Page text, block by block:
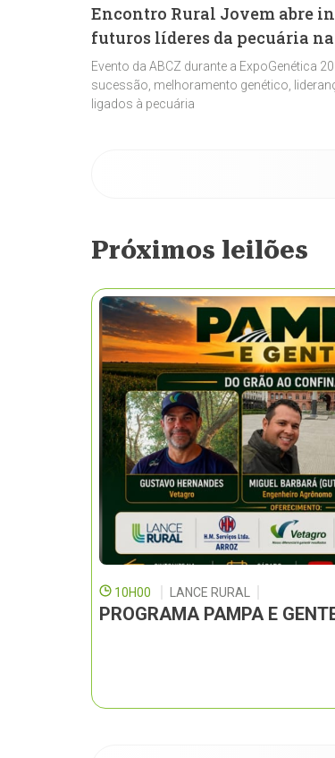
Encontro Rural Jovem abre
futuros líderes da pecuária
Evento da ABCZ durante a ExpoGenética
sucessão, melhoramento genético,
ligados à pecuária
Próximos leilões
10H00 LANCE RURAL
PROGRAMA PAMPA E